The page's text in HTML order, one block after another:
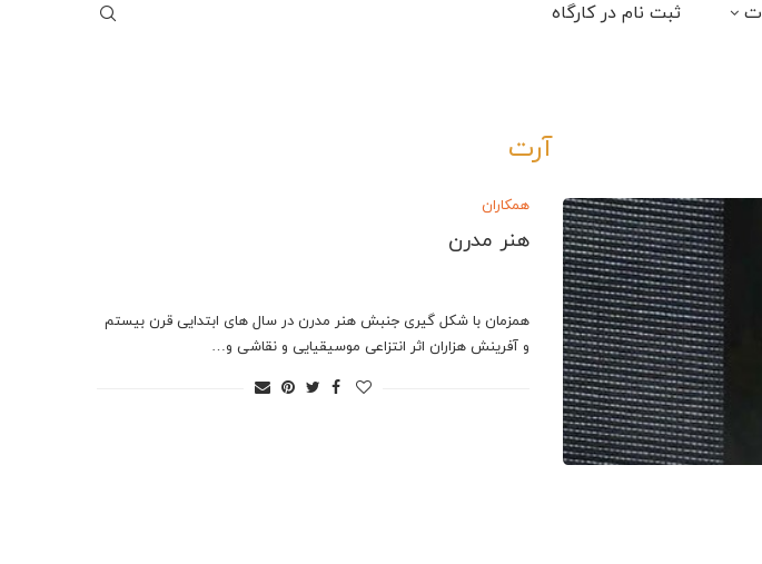
ثبت نام در کارگاه
آرت
همکاران
هنر مدرن
همزمان با شکل گیری جنبش هنر مدرن در سال های ابتدایی قرن بیستم
و آفرینش هزاران اثر انتزاعی موسیقیایی و نقاشی و…